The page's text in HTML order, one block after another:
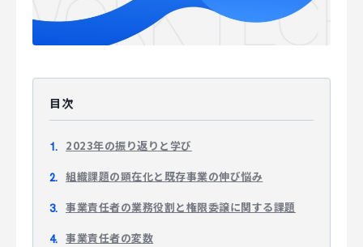
すべらないキャリアエージェント
NEWS
お知らせ
イベント
目次
2023年の振り返りと学び
組織課題の顕在化と既存事業の伸び悩み
事業責任者の業務役割と権限委譲に関する課題
事業責任者の変数